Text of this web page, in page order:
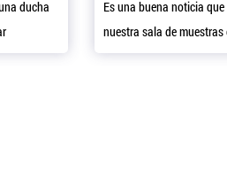
ducha
Es una buena noticia
nuestra sala de